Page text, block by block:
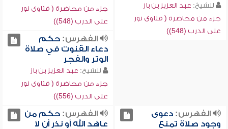
للشيخ: عبد العزيز بن باز
جزء من محاضرة ( فتاوى نور
على الدرب (548))
جزء من محاضرة ( فتاوى نور
على الدرب (548))
الفهرس:حكم
دعاء القنوت في صلاة
الوتر والفجر
للشيخ: عبد العزيز بن باز
جزء من محاضرة ( فتاوى نور
على الدرب (556))
الفهرس:دعوى
وجود صلاة تمنع
الفهرس:حكم من
عاهد الله أو نذر أن لا